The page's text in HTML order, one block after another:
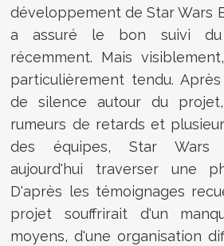
développement de Star Wars
a assuré le bon suivi du
récemment. Mais
particulièrement tendu.
de silence autour du
rumeurs de retards et
des équipes, Star Wars
aujourd'hui traverser une
D'après les témoignages
projet souffrirait d'un
moyens, d'une organisation